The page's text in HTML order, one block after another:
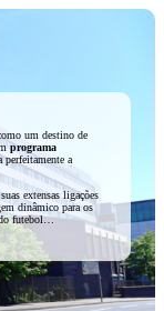
um destino de
programa
perfeitamente a
extensas ligações
dinâmico para os
do futebol…